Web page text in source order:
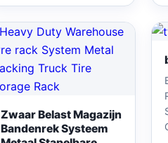
Zwaar Belast Magazijn
Bandenrek Systeem